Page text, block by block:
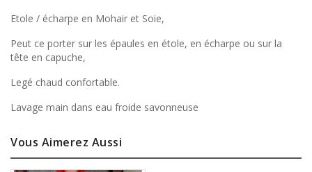
Etole / écharpe en Mohair et Soie,
Peut ce porter sur les épaules en étole, en écharpe ou sur la
tête en capuche,
Legé chaud confortable.
Lavage main dans eau froide savonneuse
Vous Aimerez Aussi